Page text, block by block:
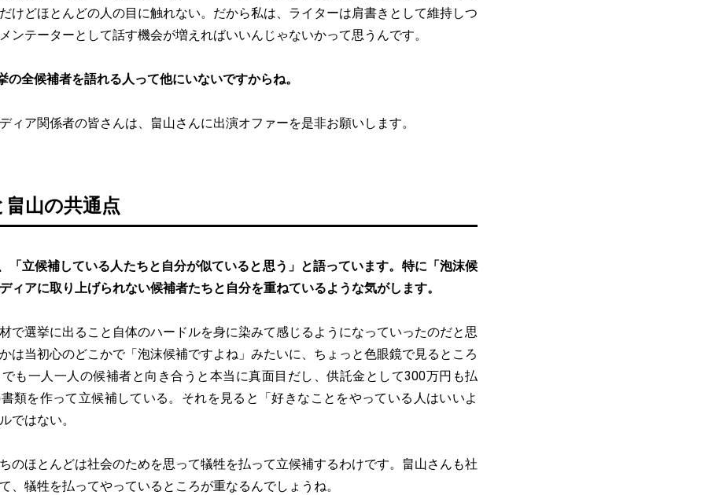
けどほとんどの人の目に触れない。だから私は、ライターは肩書きとして維持しつ
ンテーターとして話す機会が増えればいいんじゃないかって思うんです。
の全候補者を語れる人って他にいないですからね。
ィア関係者の皆さんは、畠山さんに出演オファーを是非お願いします。
山の共通点
「立候補している人たちと自分が似ていると思う」と語っています。特に「泡沫候
ィアに取り上げられない候補者たちと自分を重ねているような気がします。
で選挙に出ること自体のハードルを身に染みて感じるようになっていったのだと思
は当初心のどこかで「泡沫候補ですよね」みたいに、ちょっと色眼鏡で見るところ
も一人一人の候補者と向き合うと本当に真面目だし、供託金として300万円も払
類を作って立候補している。それを見ると「好きなことをやっている人はいいよ
ではない。
のほとんどは社会のためを思って犠牲を払って立候補するわけです。畠山さんも社
、犠牲を払ってやっているところが重なるんでしょうね。